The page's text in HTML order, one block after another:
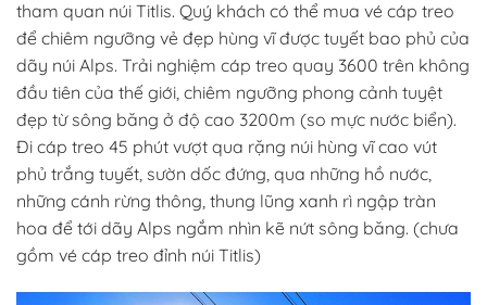
tham quan núi Titlis. Quý khách có thể mua vé cáp treo
để chiêm ngưỡng vẻ đẹp hùng vĩ được tuyết bao phủ của
dãy núi Alps. Trải nghiệm cáp treo quay 3600 trên không
đầu tiên của thế giới, chiêm ngưỡng phong cảnh tuyệt
đẹp từ sông băng ở độ cao 3200m (so mực nước biển).
Đi cáp treo 45 phút vượt qua rặng núi hùng vĩ cao vút
phủ trắng tuyết, sườn dốc đứng, qua những hồ nước,
những cánh rừng thông, thung lũng xanh rì ngập tràn
hoa để tới dãy Alps ngắm nhìn kẽ nứt sông băng. (chưa
gồm vé cáp treo đỉnh núi Titlis)